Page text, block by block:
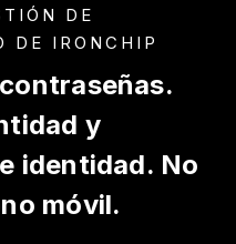
DE
DE IRONCHIP
y
identidad. No
móvil.